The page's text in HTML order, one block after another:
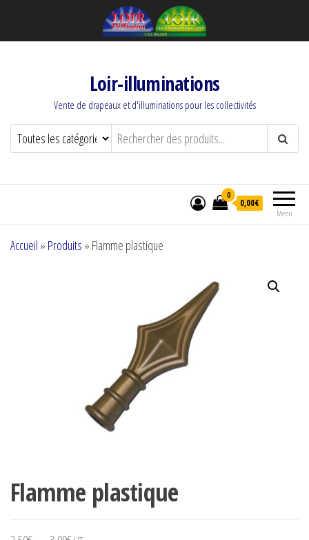
Loir-illuminations
Vente de drapeaux et d'illuminations pour les collectivités
Menu
0
0,00€
Accueil » Produits » Flamme plastique
Flamme plastique